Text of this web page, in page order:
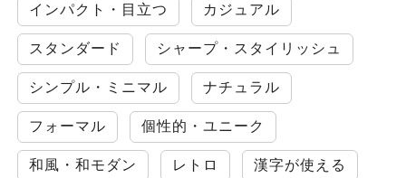
インパクト・目立つ カジュアル
スタンダード シャープ・スタイリッシュ
シンプル・ミニマル ナチュラル
フォーマル 個性的・ユニーク
和風・和モダン レトロ 漢字が使える